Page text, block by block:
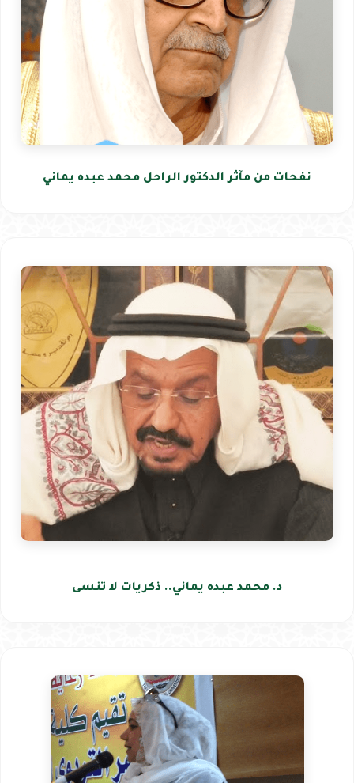
نفحات من مآثر الدكتور الراحل محمد عبده يماني
د. محمد عبده يماني.. ذكريات لا تنسى